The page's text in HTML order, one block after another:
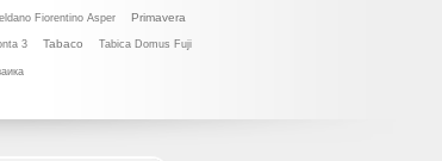
Fiorentino Asper Primavera
3 Tabaco Tabica Domus Fuji